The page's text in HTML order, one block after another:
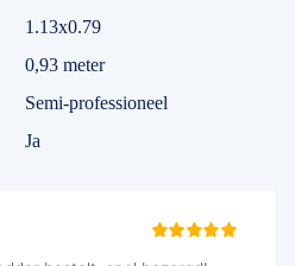
1.13x0.79
0,93 meter
Semi-professioneel
Ja